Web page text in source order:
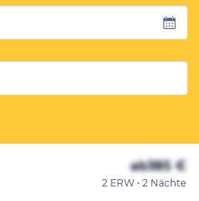
ab385 €
2 ERW • 2 Nächte